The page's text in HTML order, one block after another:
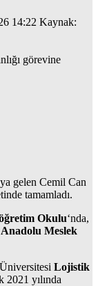
14:22 Kaynak:
gelen Cemil Can
tamamladı.
Okulu‘nda,
Meslek
Lojistik
2021 yılında